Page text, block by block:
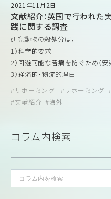
日本国内では比較的小規模施設
飼育している施設であり、実験
ることが出来ずにいます。これ
考え方を浸透させることができ
る必要がありそうです。
んでした。リホーミング実施の有
者はより洗練した管理をしなけ
る必要もあるのだと思います。
リホーミングを実施している施
りも多くはないかもしれません
ば、実験動物の余生はより豊かに
ざるを得ない場合の実施者の精
多くの実験動物が社会の目に触
物を通じて一般社会が動物実験
実験動物のリホーミングは、社
に提供されています。）
1
2021年11月2日
文献紹介：英国で行われた
践に関する調査
研究動物の殺処分は，
1）科学的要求
2）回避可能な苦痛を防ぐため（安
3）経済的・物流的理由
の3つの主な理由で行われますが
経済的・物流的な理由で人道的
せることができるとしています。
・「動物の健康状態がそれを可能
・「公衆衛生、動物の健康、また
・「動物の幸福を守るために適切
この指令では、リホーミングさ
リホーミング リホーミング
文献紹介
海外
コラム内検索